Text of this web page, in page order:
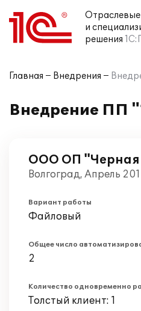
Отраслевые
и
решения
Главная Внедрения
Внедрение ПП
ООО ОП "Черная
Волгоград, Апрель
Вариант работы
Файловый
Общее число
2
Количество одновременно
Толстый клиент: 1